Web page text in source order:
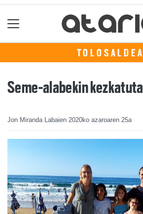
TOLOSALDEA
Seme-alabekin kezkatuta
Jon Miranda Labaien 2020ko azaroaren 25a